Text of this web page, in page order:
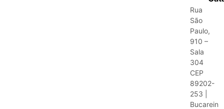
Rua
São
Paulo,
910 –
Sala
304
CEP
89202-
253 |
Bucarein